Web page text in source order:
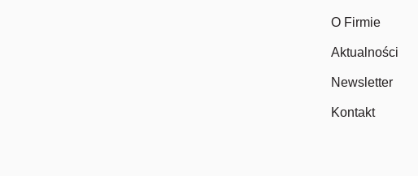
O Firmie
Aktualności
Newsletter
Kontakt